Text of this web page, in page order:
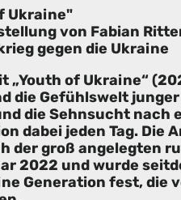
Ukraine"
von Fabian
gegen die Ukraine
„Youth of Ukraine“
die Gefühlswelt
die Sehnsucht nach
dabei jeden Tag. Die
der groß angelegten
2022 und wurde
Generation fest, die